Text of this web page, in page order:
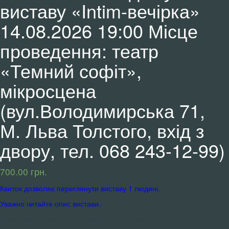
виставу «Intim-вечірка»
14.08.2026 19:00 Місце
проведення: театр
«Темний софіт»,
мікросцена
(вул.Володимирська 71,
М. Льва Толстого, вхід з
двору, тел. 068 243-12-99)
700.00 грн.
Квиток дозволяє переглянути виставу 1 людині.
Уважно читайте опис вистави.